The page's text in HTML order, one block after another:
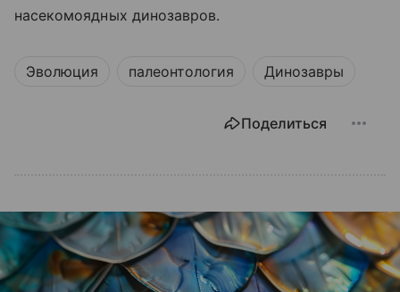
насекомоядных динозавров.
Эволюция палеонтология Динозавры
Поделиться